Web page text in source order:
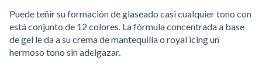
Puede teñir su formación de glaseado casi cualquier tono con
está conjunto de 12 colores. La fórmula concentrada a base
de gel le da a su crema de mantequilla o royal icing un
hermoso tono sin adelgazar.